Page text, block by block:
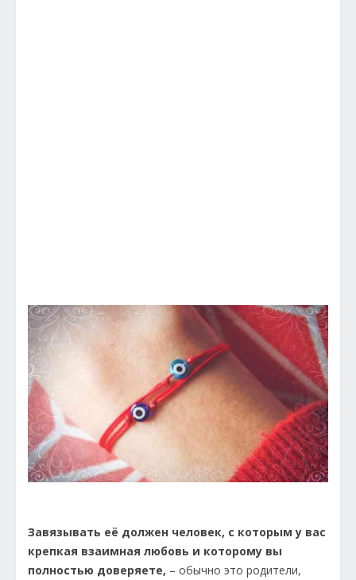
Завязывать её должен человек, с которым у вас
крепкая взаимная любовь и которому вы
полностью доверяете, – обычно это родители,